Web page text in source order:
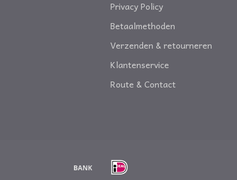
Privacy Policy
Betaalmethoden
Verzenden & retourneren
Klantenservice
Route & Contact